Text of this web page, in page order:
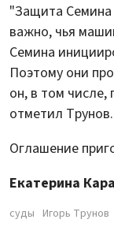
"Защита Семина
важно, чья
Семина
Поэтому они
он, в том числе,
отметил Трунов.
Оглашение
Екатерина
суды Игорь Трунов